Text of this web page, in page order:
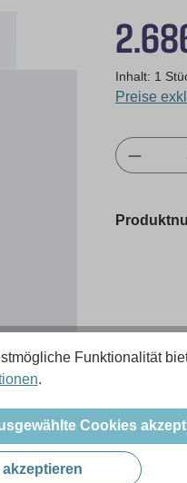
Inhalt: 1
Preise
Funktionalität
.
Cookies